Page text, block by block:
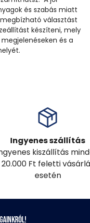
és szabás miatt
választást
készíteni, mely
és a
Ingyenes szállítás
kiszállítás
20.000 Ft feletti
esetén